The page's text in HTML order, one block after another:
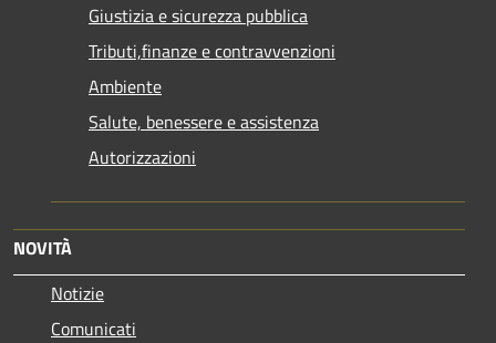
Giustizia e sicurezza pubblica
Tributi,finanze e contravvenzioni
Ambiente
Salute, benessere e assistenza
Autorizzazioni
NOVITÀ
Notizie
Comunicati